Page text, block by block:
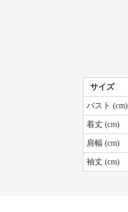
サイズ
バスト (cm)
着丈 (cm)
肩幅 (cm)
袖丈 (cm)